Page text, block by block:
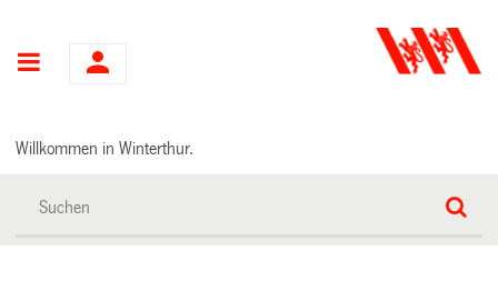
Hauptnavigation
Willkommen in Winterthur.